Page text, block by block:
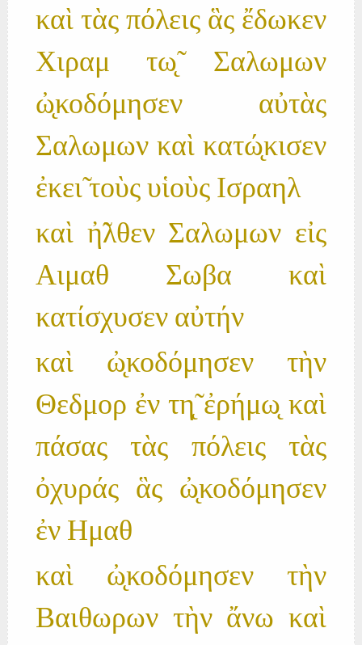
καὶ τὰς πόλεις ἃς ἔδωκεν
Χιραμ τω̨̃ Σαλωμων
ὠ̨κοδόμησεν αὐτὰς
Σαλωμων καὶ κατώ̨κισεν
ἐκει̃ τοὺς υἱοὺς Ισραηλ
καὶ ἠ̃λθεν Σαλωμων εἰς
Αιμαθ Σωβα καὶ
κατίσχυσεν αὐτήν
καὶ ὠ̨κοδόμησεν τὴν
Θεδμορ ἐν τη̨̃ ἐρήμω̨ καὶ
πάσας τὰς πόλεις τὰς
ὀχυράς ἃς ὠ̨κοδόμησεν
ἐν Ημαθ
καὶ ὠ̨κοδόμησεν τὴν
Βαιθωρων τὴν ἄνω καὶ